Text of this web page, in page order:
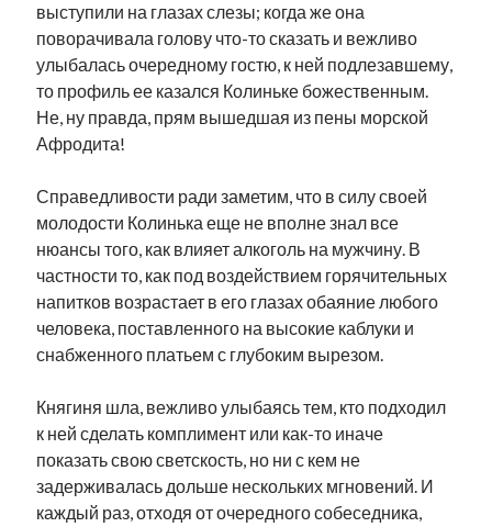
выступили на глазах слезы; когда же она
поворачивала голову что-то сказать и вежливо
улыбалась очередному гостю, к ней подлезавшему,
то профиль ее казался Колиньке божественным.
Не, ну правда, прям вышедшая из пены морской
Афродита!
Справедливости ради заметим, что в силу своей
молодости Колинька еще не вполне знал все
нюансы того, как влияет алкоголь на мужчину. В
частности то, как под воздействием горячительных
напитков возрастает в его глазах обаяние любого
человека, поставленного на высокие каблуки и
снабженного платьем с глубоким вырезом.
Княгиня шла, вежливо улыбаясь тем, кто подходил
к ней сделать комплимент или как-то иначе
показать свою светскость, но ни с кем не
задерживалась дольше нескольких мгновений. И
каждый раз, отходя от очередного собеседника,